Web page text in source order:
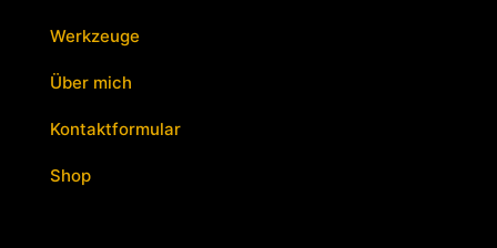
Werkzeuge
Über mich
Kontaktformular
Shop